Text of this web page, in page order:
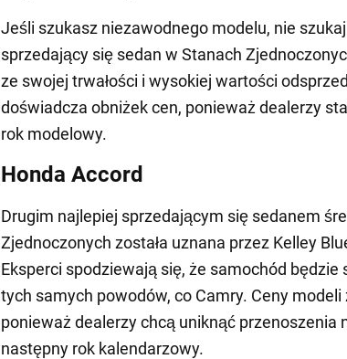
Jeśli szukasz niezawodnego modelu, nie
sprzedający się sedan w Stanach
ze swojej trwałości i wysokiej wartości
doświadcza obniżek cen, ponieważ dealerzy
rok modelowy.
Honda Accord
Drugim najlepiej sprzedającym się sedanem
Zjednoczonych została uznana przez Kelley
Eksperci spodziewają się, że samochód będzie
tych samych powodów, co Camry. Ceny
ponieważ dealerzy chcą uniknąć przenoszenia
następny rok kalendarzowy.